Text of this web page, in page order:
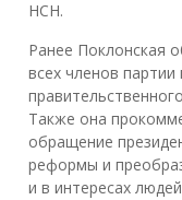
НСН.
Ранее Поклонская
всех членов
Также она
обращение
реформы и
и в интересах